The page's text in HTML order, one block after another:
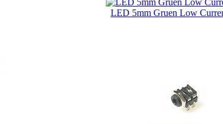
LED 5mm Gruen Low